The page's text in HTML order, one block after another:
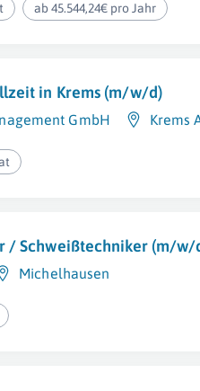
ab 45.544,24€ pro Jahr
in Krems (m/w/d)
GmbH Krems
/ Schweißtechniker (m/w/
Michelhausen